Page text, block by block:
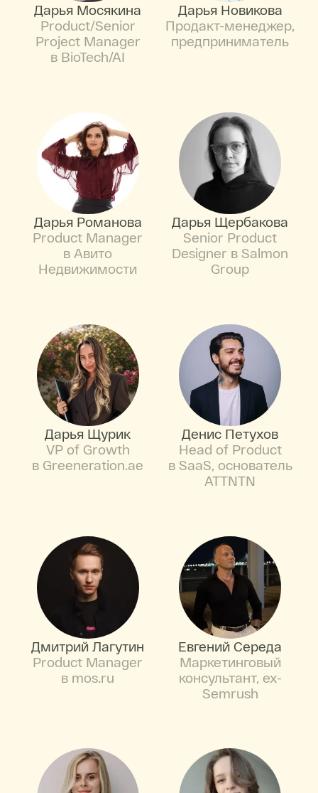
Дарья Мосякина
Product/Senior
Project Manager
в BioTech/AI
Дарья Новикова
Продакт-менеджер,
предприниматель
Дарья Романова
Product Manager
в Авито
Недвижимости
Дарья Щербакова
Senior Product
Designer в Salmon
Group
Дарья Щурик
VP of Growth
в Greeneration.ae
Денис Петухов
Head of Product
в SaaS, основатель
ATTNTN
Дмитрий Лагутин
Product Manager
в mos.ru
Евгений Середа
Маркетинговый
консультант, ex-
Semrush